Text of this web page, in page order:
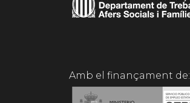
Amb el finançament de: